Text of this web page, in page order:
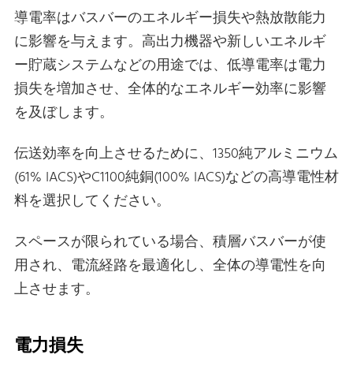
導電率はバスバーのエネルギー損失や熱放散能力
に影響を与えます。高出力機器や新しいエネルギ
ー貯蔵システムなどの用途では、低導電率は電力
損失を増加させ、全体的なエネルギー効率に影響
を及ぼします。
伝送効率を向上させるために、1350純アルミニウム
(61% IACS)やC1100純銅(100% IACS)などの高導電性材
料を選択してください。
スペースが限られている場合、積層バスバーが使
用され、電流経路を最適化し、全体の導電性を向
上させます。
電力損失